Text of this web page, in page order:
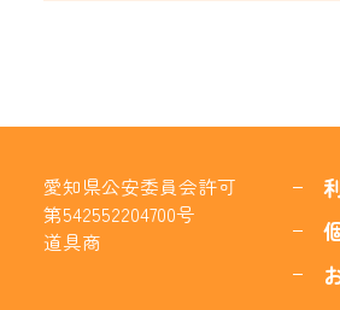
愛知県公安委員会許可
第542552204700号
道具商